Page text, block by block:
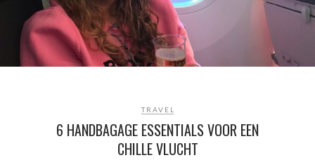
TRAVEL
6 HANDBAGAGE ESSENTIALS VOOR EEN
CHILLE VLUCHT